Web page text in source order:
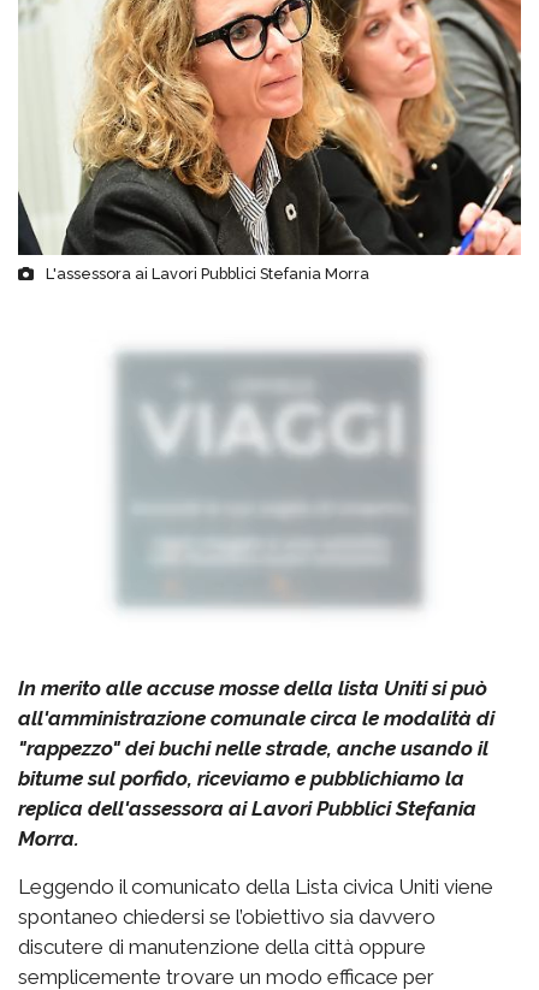
L'assessora ai Lavori Pubblici Stefania Morra
In merito alle accuse mosse della lista Uniti si può
all'amministrazione comunale circa le modalità di
"rappezzo" dei buchi nelle strade, anche usando il
bitume sul porfido, riceviamo e pubblichiamo la
replica dell'assessora ai Lavori Pubblici Stefania
Morra.
Leggendo il comunicato della Lista civica Uniti viene
spontaneo chiedersi se l’obiettivo sia davvero
discutere di manutenzione della città oppure
semplicemente trovare un modo efficace per